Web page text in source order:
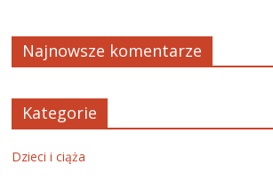
Najnowsze komentarze
Kategorie
Dzieci i ciąża